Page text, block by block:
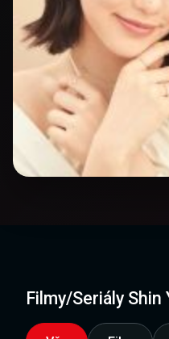
Filmy/Seriály Shin